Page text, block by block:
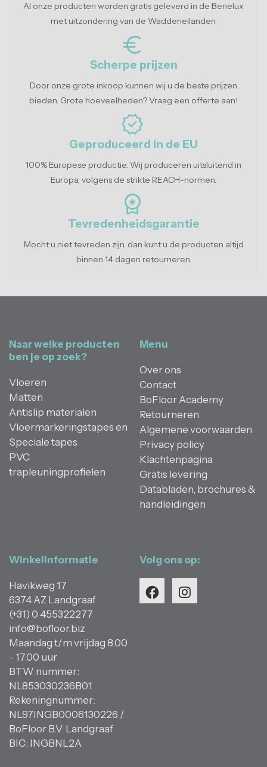
Al onze producten worden gratis geleverd in de Benelux
met uitzondering van de Waddeneilanden.
euro_symbol
Scherpe prijzen
Door onze grote inkoop kunnen wij u de beste prijzen
bieden. Grote hoeveelheden? Vraag een offerte aan!
verified
Geproduceerd in de EU
100% Europese productie. Wij produceren uitsluitend in
Europa, volgens de strikte REACH-normen.
workspace_premium
Tevredenheidsgarantie
Mocht u niet tevreden zijn, dan kunt u de producten altijd
binnen 14 dagen retourneren.
Naar welke producten
ben je op zoek?
Vloeren
Matten
Antislip materialen
Vloermarkeringstapes en
Speciale tapes
PVC
trapleuningprofielen
Volg ons op:
Winkelinformatie
Havikweg 17
6374 AZ Landgraaf
(+31) 0 455322277
info@bofloor.biz
Maandag t/m vrijdag 8.00
- 17.00 uur
BTW nummer:
NL853030236B01
Rekeningnummer:
NL97INGB0006130226 /
BoFloor B.V. Landgraaf
BIC: INGBNL2A
Menu
Over ons
Contact
BoFloor Academy
Retourneren
Algemene voorwaarden
Privacy policy
Klachtenpagina
Gratis levering
Databladen, brochures &
handleidingen